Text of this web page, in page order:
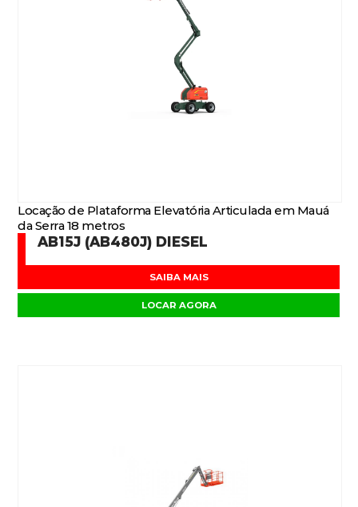
Locação de Plataforma Elevatória Articulada em Mauá
da Serra 18 metros
AB15J (AB480J) DIESEL
SAIBA MAIS
LOCAR AGORA